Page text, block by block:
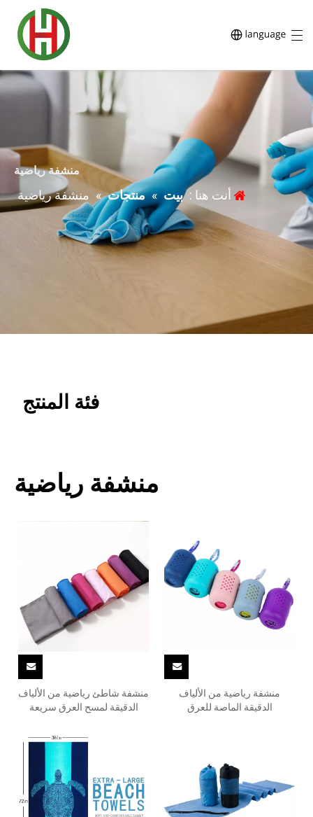
منشفة رياضية
أنت هنا : بيت » منتجات » منشفة رياضية
فئة المنتج
منشفة رياضية
منشفة رياضية من الألياف
الدقيقة الماصة للعرق
منشفة شاطئ رياضية من الألياف
الدقيقة لمسح العرق سريعة